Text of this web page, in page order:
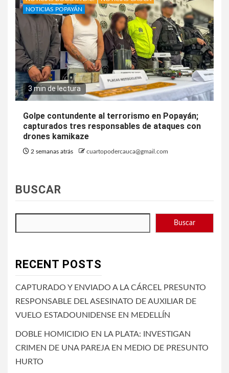
NOTICIAS POPAYÁN
3 min de lectura
Golpe contundente al terrorismo en Popayán;
capturados tres responsables de ataques con
drones kamikaze
2 semanas atrás cuartopodercauca@gmail.com
BUSCAR
Buscar
RECENT POSTS
CAPTURADO Y ENVIADO A LA CÁRCEL PRESUNTO
RESPONSABLE DEL ASESINATO DE AUXILIAR DE
VUELO ESTADOUNIDENSE EN MEDELLÍN
DOBLE HOMICIDIO EN LA PLATA: INVESTIGAN
CRIMEN DE UNA PAREJA EN MEDIO DE PRESUNTO
HURTO